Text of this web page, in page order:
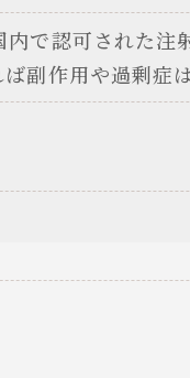
で認可された注
副作用や過剰症